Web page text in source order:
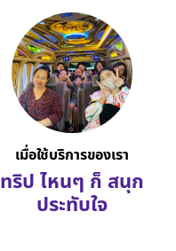
เมื่อใช้บริการของเรา
ทริป ไหนๆ ก็ สนุก
ประทับใจ